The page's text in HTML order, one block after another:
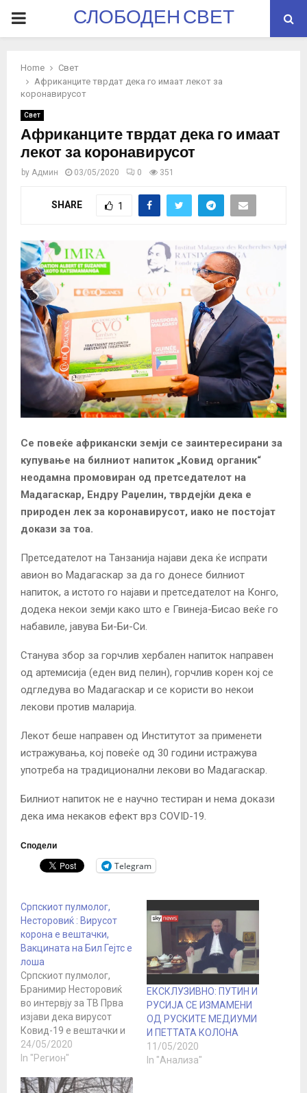
PRIMARYСЛОБОДЕН СВЕТ
Home
Свет
Африканците тврдат дека го имаат лекот за
коронавирусот
Свет
Африканците тврдат дека го имаат
лекот за коронавирусот
by Админ 03/05/2020 0 351
SHARE 1
Се повеќе африкански земји се заинтересирани за
купување на билниот напиток „Ковид органик“
неодамна промовиран од претседателот на
Мадагаскар, Ендру Раџелин, тврдејќи дека е
природен лек за коронавирусот, иако не постојат
докази за тоа.
Претседателот на Танзанија најави дека ќе испрати
авион во Мадагаскар за да го донесе билниот
напиток, а истото го најави и претседателот на Конго,
додека некои земји како што е Гвинеја-Бисао веќе го
набавиле, јавува Би-Би-Си.
Станува збор за горчлив хербален напиток направен
од артемисија (еден вид пелин), горчлив корен кој се
одгледува во Мадагаскар и се користи во некои
лекови против маларија.
Лекот беше направен од Институтот за применети
истражувања, кој повеќе од 30 години истражува
употреба на традиционални лекови во Мадагаскар.
Билниот напиток не е научно тестиран и нема докази
дека има некаков ефект врз COVID-19.
Сподели
Telegram
Српскиот пулмолог,
Несторовиќ : Вирусот
корона е вештачки,
Вакцината на Бил Гејтс е
лоша
Српскиот пулмолог,
Бранимир Несторовиќ
во интервју за ТВ Прва
изјави дека вирусот
Ковид-19 е вештачки и
дека вакцината која Бил
Гејтс ја најави е толку
би ја примил
24/05/2020
In "Регион"
ЕКСКЛУЗИВНО: ПУТИН И
РУСИЈА СЕ ИЗМАМЕНИ
ОД РУСКИТЕ МЕДИУМИ
И ПЕТТАТА КОЛОНА
11/05/2020
In "Анализа"